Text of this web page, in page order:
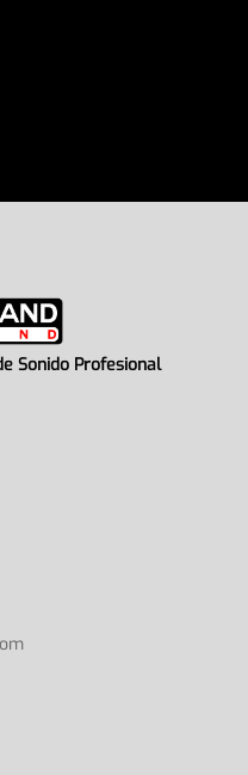
Sonido Profesional